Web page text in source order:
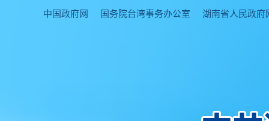
中国政府网 国务院台湾事务办公室 湖南省人民政府